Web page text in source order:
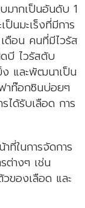
มากเป็นอันดับ 1
นมะเร็งที่มีการ
ดือน คนที่มีไวรัส
บี ไวรัสตับ
ง และพัฒนาเป็น
าท๊อกซินบ่อยๆ
ได้รับเลือด การ
ที่ในการจัดการ
ต่างๆ เช่น
ของเลือด และ